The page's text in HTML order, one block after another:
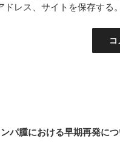
ドレス、サイトを保存する。
パ腫における早期再発に